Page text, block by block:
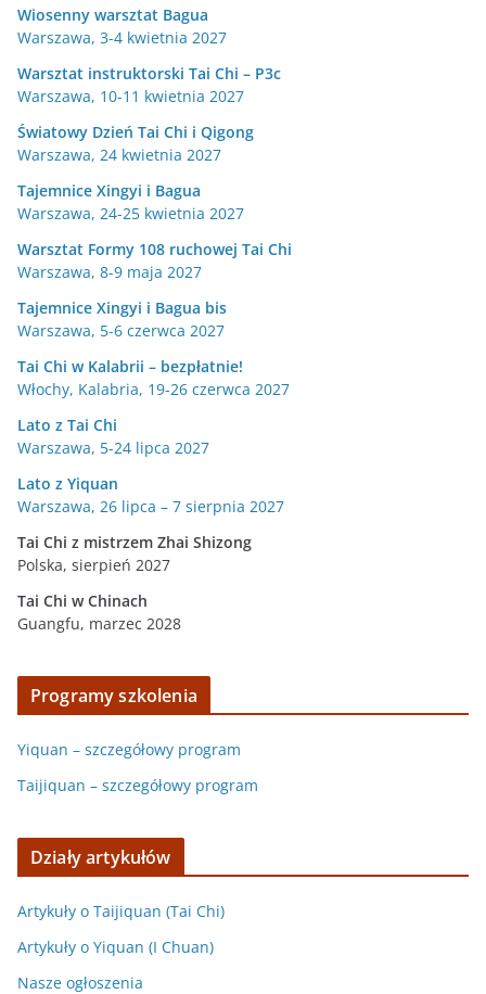
Wiosenny warsztat Bagua
Warszawa, 3-4 kwietnia 2027
Warsztat instruktorski Tai Chi – P3c
Warszawa, 10-11 kwietnia 2027
Światowy Dzień Tai Chi i Qigong
Warszawa, 24 kwietnia 2027
Tajemnice Xingyi i Bagua
Warszawa, 24-25 kwietnia 2027
Warsztat Formy 108 ruchowej Tai Chi
Warszawa, 8-9 maja 2027
Tajemnice Xingyi i Bagua bis
Warszawa, 5-6 czerwca 2027
Tai Chi w Kalabrii – bezpłatnie!
Włochy, Kalabria, 19-26 czerwca 2027
Lato z Tai Chi
Warszawa, 5-24 lipca 2027
Lato z Yiquan
Warszawa, 26 lipca – 7 sierpnia 2027
Tai Chi z mistrzem Zhai Shizong
Polska, sierpień 2027
Tai Chi wChinach
Guangfu, marzec 2028
Programy szkolenia
Yiquan – szczegółowy program
Taijiquan – szczegółowy program
Działy artykułów
Artykuły o Taijiquan (Tai Chi)
Artykuły o Yiquan (I Chuan)
Nasze ogłoszenia